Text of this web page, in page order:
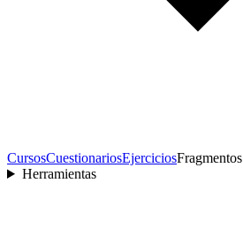
CursosCuestionariosEjerciciosFragmentos
Herramientas